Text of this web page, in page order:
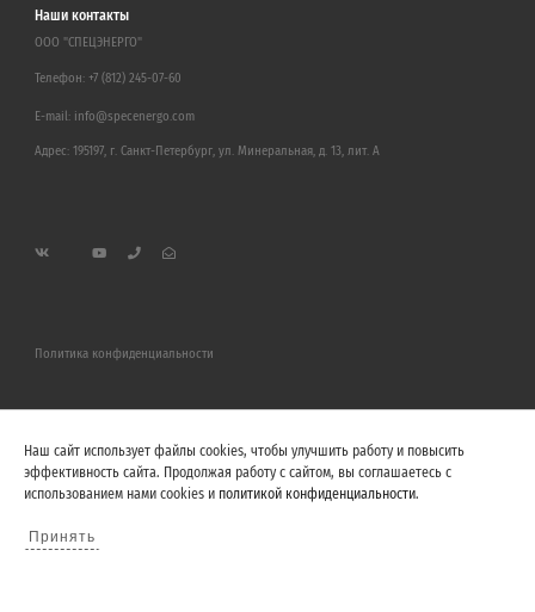
Наши контакты
ООО "СПЕЦЭНЕРГО"
Телефон: +7 (812) 245-07-60
E-mail: info@specenergo.com
Адрес: 195197, г. Санкт-Петербург, ул. Минеральная, д. 13, лит. А
Политика конфиденциальности
Наш сайт использует файлы cookies, чтобы улучшить работу и повысить
эффективность сайта. Продолжая работу с сайтом, вы соглашаетесь с
использованием нами cookies и политикой конфиденциальности.
Принять